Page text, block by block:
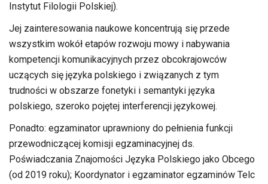
Instytut Filologii Polskiej).
Jej zainteresowania naukowe koncentrują się przede
wszystkim wokół etapów rozwoju mowy i nabywania
kompetencji komunikacyjnych przez obcokrajowców
uczących się języka polskiego i związanych z tym
trudności w obszarze fonetyki i semantyki języka
polskiego, szeroko pojętej interferencji językowej.
Ponadto: egzaminator uprawniony do pełnienia funkcji
przewodniczącej komisji egzaminacyjnej ds.
Poświadczania Znajomości Języka Polskiego jako Obcego
(od 2019 roku); Koordynator i egzaminator egzaminów Telc